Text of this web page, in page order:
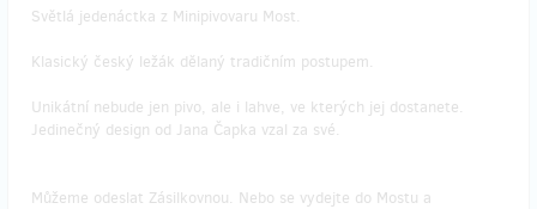
Světlá jedenáctka z Minipivovaru Most.
Klasický český ležák dělaný tradičním postupem.
Unikátní nebude jen pivo, ale i lahve, ve kterých jej dostanete.
Jedinečný design od Jana Čapka vzal za své.
Můžeme odeslat Zásilkovnou. Nebo se vydejte do Mostu a